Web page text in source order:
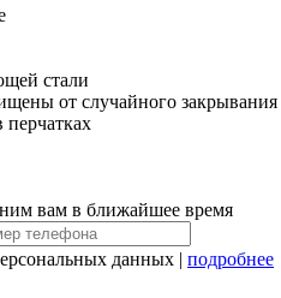
стали
от случайного закрывания
перчатках
вам в ближайшее время
данных | подробнее